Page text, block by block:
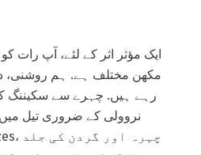
ایک مؤثر اثر کے لئے، آپ
مکھن مختلف ہے. ہم روشنی،
نروولی کے ضروری تیل